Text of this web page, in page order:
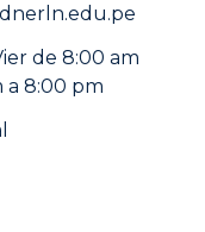
de 8:00 am
a 8:00 pm